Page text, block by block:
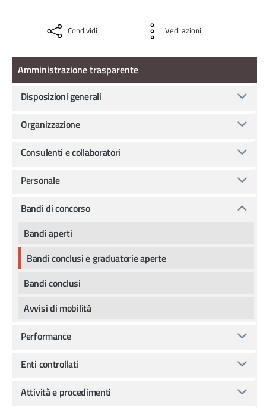
Condividi Vedi azioni
Amministrazione Trasparente
Amministrazione trasparente
Disposizioni generali
Organizzazione
Consulenti e collaboratori
Personale
Bandi di concorso
Bandi aperti
Bandi conclusi e graduatorie aperte
Bandi conclusi
Avvisi di mobilità
Performance
Enti controllati
Attività e procedimenti